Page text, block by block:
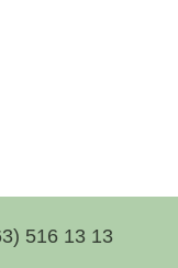
516 13 13